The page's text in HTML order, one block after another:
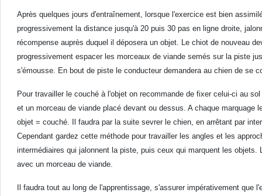
Après quelques jours d'entraînement, lorsque l'exercice est bien
progressivement la distance jusqu'à 20 puis 30 pas en ligne droite,
récompense auprès duquel il déposera un objet. Le chiot de nouveau
progressivement espacer les morceaux de viande semés sur la piste
s'émousse. En bout de piste le conducteur demandera au chien de se
Pour travailler le couché à l'objet on recommande de fixer celui-ci au
et un morceau de viande placé devant ou dessus. A chaque
objet = couché. Il faudra par la suite sevrer le chien, en arrêtant par
Cependant gardez cette méthode pour travailler les angles et les
intermédiaires qui jalonnent la piste, puis ceux qui marquent les
avec un morceau de viande.
Il faudra tout au long de l'apprentissage, s'assurer impérativement